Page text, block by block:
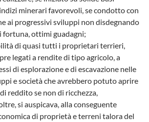
minerari favorevoli, se condotto con
ai progressivi sviluppi non disdegnando
fortuna, ottimi guadagni;
di quasi tutti i proprie­tari terrieri,
legati a rendi­te di tipo agricolo, a
di esplorazione e di escavazione nelle
e società che avrebbero potuto apri­re
reddito se non di ricchez­za,
si auspicava, alla con­seguente
di proprie­tà e terreni talora del